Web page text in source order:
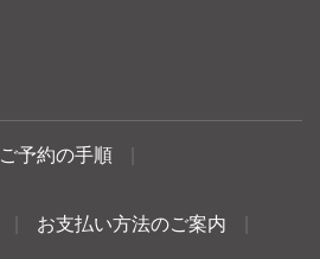
ご予約の手順
お支払い方法のご案内